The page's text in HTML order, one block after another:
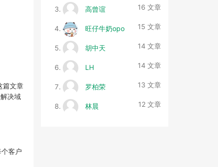
篇文章
决域
客户
高曾谊 16 文章
旺仔牛奶opo 15 文章
胡中天 14 文章
LH 14 文章
罗柏荣 13 文章
林晨 12 文章